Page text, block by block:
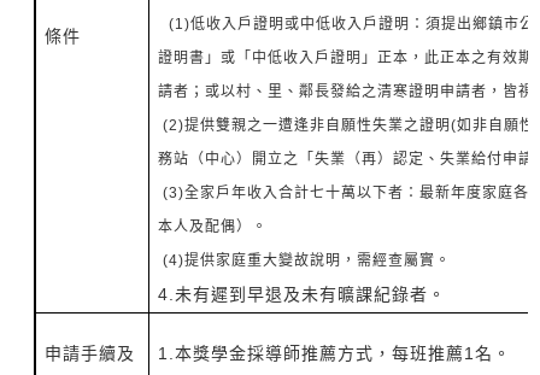
條件
(1)低收入戶證明或中低收入戶證明：須提出鄉鎮市
證明書」或「中低收入戶證明」正本，此正本之有效
請者；或以村、里、鄰長發給之清寒證明申請者，皆
(2)提供雙親之一遭逢非自願性失業之證明(如非自願
務站（中心）開立之「失業（再）認定、失業給付申
(3)全家戶年收入合計七十萬以下者：最新年度家庭各
本人及配偶）。
(4)提供家庭重大變故說明，需經查屬實。
4.未有遲到早退及未有曠課紀錄者。
申請手續及
1.本獎學金採導師推薦方式，每班推薦1名。